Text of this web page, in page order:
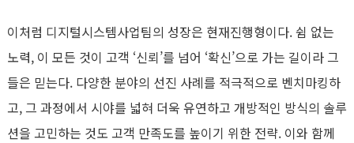
이처럼 디지털시스템사업팀의 성장은 현재진행형이다. 쉼 없는
노력, 이 모든 것이 고객 ‘신뢰’를 넘어 ‘확신’으로 가는 길이라 그
들은 믿는다. 다양한 분야의 선진 사례를 적극적으로 벤치마킹하
고, 그 과정에서 시야를 넓혀 더욱 유연하고 개방적인 방식의 솔루
션을 고민하는 것도 고객 만족도를 높이기 위한 전략. 이와 함께